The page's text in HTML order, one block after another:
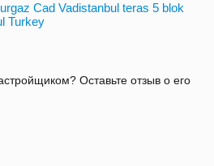
Cad Vadistanbul teras 5 blok
Turkey
Оставьте отзыв о его